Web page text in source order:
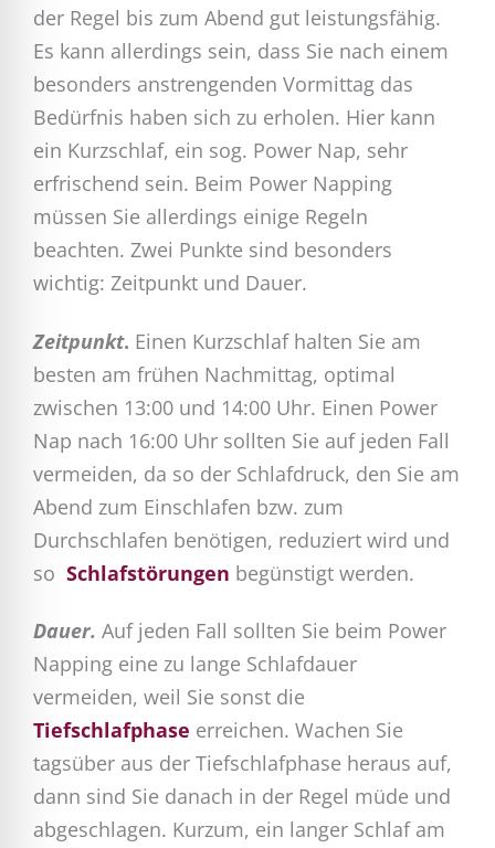
der Regel bis zum Abend gut leistungsfähig.
Es kann allerdings sein, dass Sie nach einem
besonders anstrengenden Vormittag das
Bedürfnis haben sich zu erholen. Hier kann
ein Kurzschlaf, ein sog. Power Nap, sehr
erfrischend sein. Beim Power Napping
müssen Sie allerdings einige Regeln
beachten. Zwei Punkte sind besonders
wichtig: Zeitpunkt und Dauer.
Zeitpunkt. Einen Kurzschlaf halten Sie am
besten am frühen Nachmittag, optimal
zwischen 13:00 und 14:00 Uhr. Einen Power
Nap nach 16:00 Uhr sollten Sie auf jeden Fall
vermeiden, da so der Schlafdruck, den Sie am
Abend zum Einschlafen bzw. zum
Durchschlafen benötigen, reduziert wird und
so Schlafstörungen begünstigt werden.
Dauer. Auf jeden Fall sollten Sie beim Power
Napping eine zu lange Schlafdauer
vermeiden, weil Sie sonst die
Tiefschlafphase erreichen. Wachen Sie
tagsüber aus der Tiefschlafphase heraus auf,
dann sind Sie danach in der Regel müde und
abgeschlagen. Kurzum, ein langer Schlaf am